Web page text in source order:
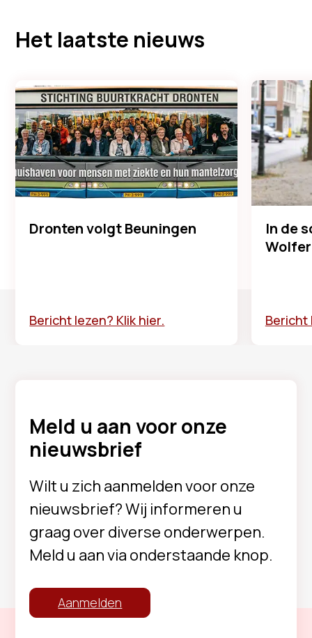
Het laatste nieuws
Dronten volgt Beuningen
Bericht lezen? Klik hier.
In de
Bericht
Meld u aan voor onze
nieuwsbrief
Wilt u zich aanmelden voor onze
nieuwsbrief? Wij informeren u
graag over diverse onderwerpen.
Meld u aan via onderstaande knop.
Aanmelden